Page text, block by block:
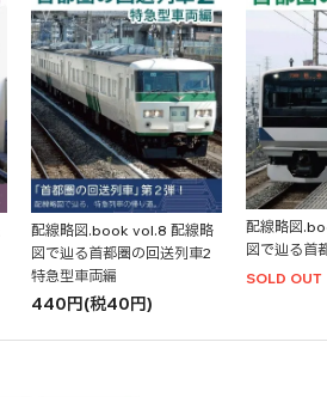
配線略図.book vol.8 配線略
図で辿る首都圏の回送列車2
特急型車両編
440円(税40円)
配線略図
図で辿る首
SOLD OUT